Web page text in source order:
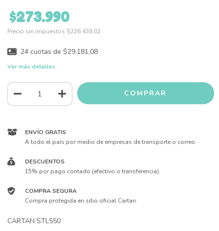
$273.990
Precio sin impuestos $226.438,02
24 cuotas de $29.181,08
Ver más detalles
ENVÍO GRATIS
A todo el país por medio de empresas de transporte o correo.
DESCUENTOS
15% por pago contado (efectivo o transferencia).
COMPRA SEGURA
Compra protegida en sitio oficial Cartan.
CARTAN STL550